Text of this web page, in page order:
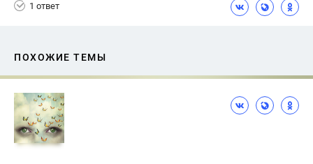
1 ответ
ПОХОЖИЕ ТЕМЫ